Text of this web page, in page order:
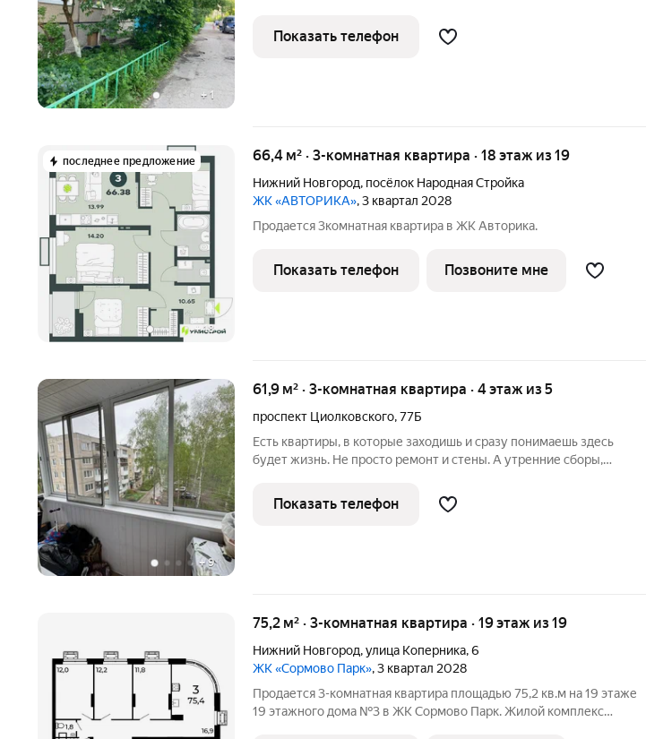
+ 1
Показать телефон
последнее предложение
+18
66,4 м² · 3-комнатная квартира · 18 этаж из 19
Нижний Новгород, посёлок Народная Стройка
ЖК «АВТОРИКА», 3 квартал 2028
Продается 3комнатная квартира в ЖК Авторика.
Показать телефон Позвоните мне
+9
61,9 м² · 3-комнатная квартира · 4 этаж из 5
проспект Циолковского,77Б
Есть квартиры, в которые заходишь и сразу понимаешь здесь
будет жизнь. Не просто ремонт и стены. А утренние сборы,
есть квартиры, где просто квадратные метры. И вот эта квартира
как раз
Показать телефон
75,2 м² · 3-комнатная квартира · 19 этаж из 19
Нижний Новгород,улица Коперника,6
ЖК «Сормово Парк», 3 квартал 2028
Продается 3-комнатная квартира площадью 75,2 кв.м на 19 этаже
19 этажного дома №3 в ЖК Сормово Парк. Жилой комплекс